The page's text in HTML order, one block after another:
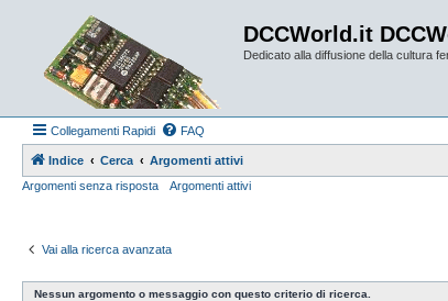
DCCWorld.it
Dedicato alla diffusione della cultura
Collegamenti Rapidi FAQ
Indice Cerca
Argomenti attivi
Argomenti senza risposta
Argomenti attivi
Vai alla ricerca avanzata
Nessun argomento o messaggio con questo criterio di ricerca.